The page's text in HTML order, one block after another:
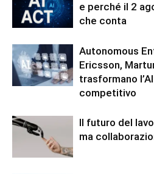
e perché il 2
che conta
Autonomous
Ericsson,
trasformano
competitivo
Il futuro del
ma